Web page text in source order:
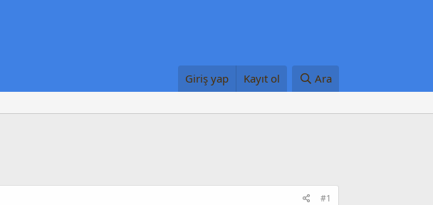
Giriş yap Kayıt ol Ara
#1